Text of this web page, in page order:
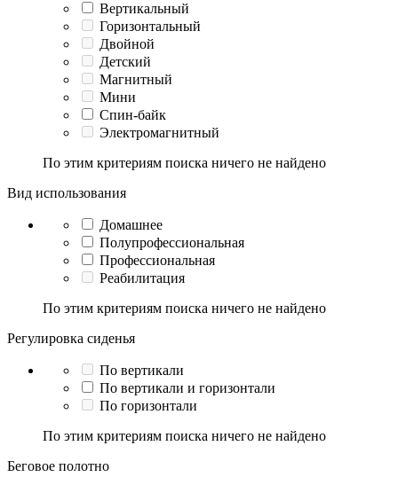
Вертикальный
Горизонтальный
Двойной
Детский
Магнитный
Мини
Спин-байк
Электромагнитный
По этим критериям поиска ничего не найдено
Вид использования
Домашнее
Полупрофессиональная
Профессиональная
Реабилитация
По этим критериям поиска ничего не найдено
Регулировка сиденья
По вертикали
По вертикали и горизонтали
По горизонтали
По этим критериям поиска ничего не найдено
Беговое полотно